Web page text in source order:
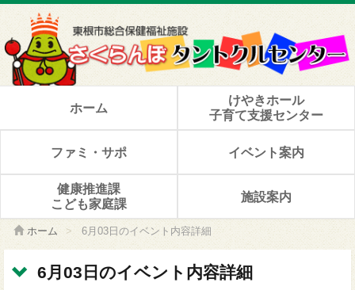
ホーム
けやきホール
子育て支援センター
ファミ・サポ イベント案内
健康推進課
こども家庭課
施設案内
ホーム > 6月03日のイベント内容詳細
6月03日のイベント内容詳細